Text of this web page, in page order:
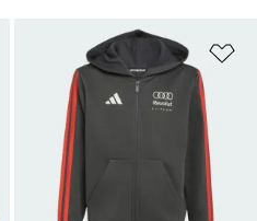
Ajouter à la Liste de produits